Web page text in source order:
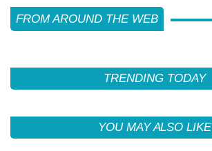
FROM AROUND THE WEB
TRENDING TODAY
YOU MAY ALSO LIKE